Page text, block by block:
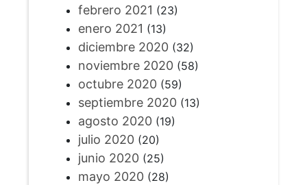
febrero 2021 (23)
enero 2021 (13)
diciembre 2020(32)
noviembre 2020(58)
octubre 2020(59)
septiembre 2020(13)
agosto 2020(19)
julio 2020(20)
junio 2020(25)
mayo 2020(28)